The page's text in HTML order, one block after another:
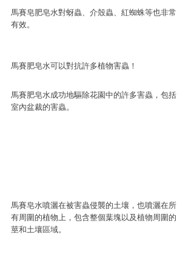
馬賽皂肥皂水對蚜蟲、介殼蟲、紅蜘蛛等也非常
有效。
馬賽肥皂水可以對抗許多植物害蟲！
馬賽肥皂水成功地驅除花園中的許多害蟲，包括
室內盆裁的害蟲。
馬賽皂水噴灑在被害蟲侵襲的土壤，也噴灑在所
有周圍的植物上，包含整個葉塊以及植物周圍的
莖和土壤區域。